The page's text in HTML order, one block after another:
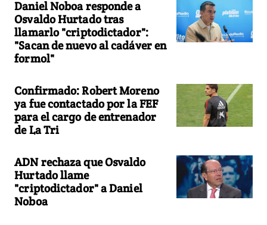
Daniel Noboa responde a
Osvaldo Hurtado tras
llamarlo "criptodictador":
"Sacan de nuevo al cadáver en
formol"
Confirmado: Robert Moreno
ya fue contactado por la FEF
para el cargo de entrenador
de La Tri
ADN rechaza que Osvaldo
Hurtado llame
"criptodictador" a Daniel
Noboa